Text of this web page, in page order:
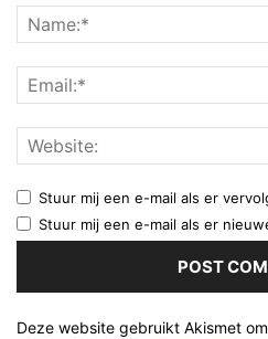
Stuur mij een e-mail als er
Stuur mij een e-mail als er
Deze website gebruikt Akismet